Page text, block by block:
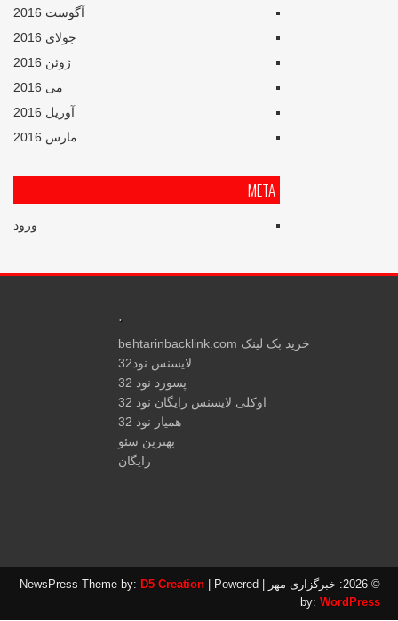
آگوست 2016
جولای 2016
ژوئن 2016
آوریل 2016
مارس 2016
خرید بک لینک behtarinbacklink.com
لایسنس نود32
پسورد نود 32
اوکلی لایسنس رایگان نود 32
همیار نود 32
بهترین سئو
رایگان
| NewsPress Theme by:
D5 Creation| Powered
by: